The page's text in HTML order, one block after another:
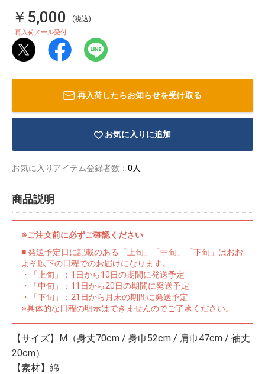
￥5,000 (税込)
再入荷メール受付
再入荷したらお知らせを受け取る
お気に入りに追加
お気に入りアイテム登録者数： 0人
商品説明
※ご注文前に必ずご確認ください
■ 発送予定日に記載のある「上旬」「中旬」「下旬」はおお
よそ以下の日程でのお届けになります。
・「上旬」：1日から10日の期間に発送予定
・「中旬」：11日から20日の期間に発送予定
・「下旬」：21日から月末の期間に発送予定
※具体的な日程の明示はできませんのでご了承ください。
【サイズ】M（身丈70cm / 身巾52cm / 肩巾47cm / 袖丈
20cm）
【素材】綿
イラストレ
ーター
アダルトグ
ッズ